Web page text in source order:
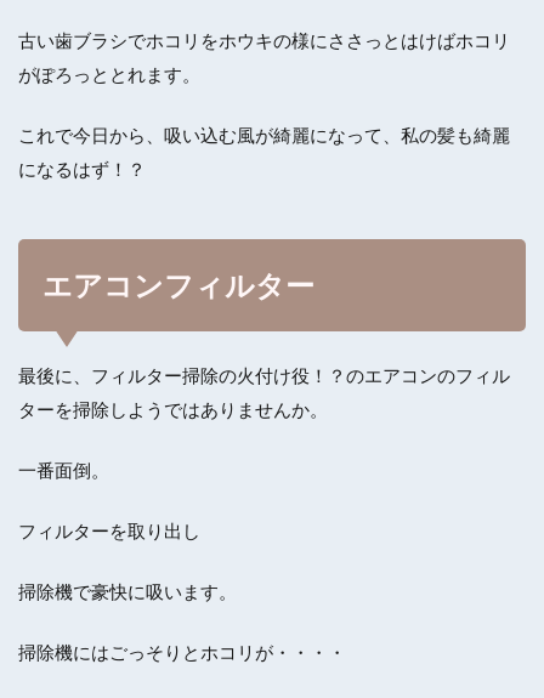
古い歯ブラシでホコリをホウキの様にささっとはけばホコリ
がぽろっととれます。
これで今日から、吸い込む風が綺麗になって、私の髪も綺麗
になるはず！？
エアコンフィルター
最後に、フィルター掃除の火付け役！？のエアコンのフィル
ターを掃除しようではありませんか。
一番面倒。
フィルターを取り出し
掃除機で豪快に吸います。
掃除機にはごっそりとホコリが・・・・